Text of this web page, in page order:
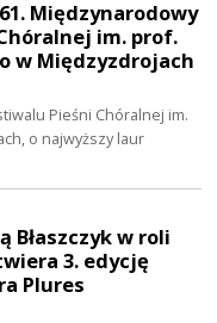
Międzynarodowy
im. prof.
w Międzyzdrojach
Pieśni Chóralnej im.
o najwyższy laur
Błaszczyk w roli
3. edycję
Plures